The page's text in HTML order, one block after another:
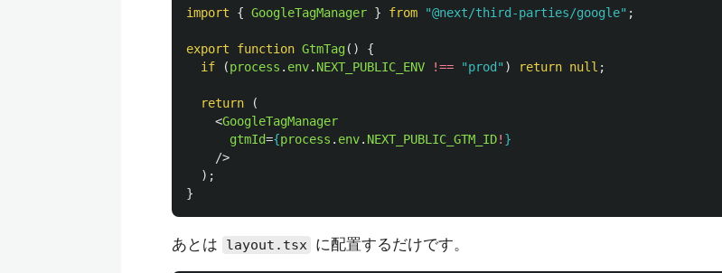
import { GoogleTagManager } from "@next/third-parties/google" ;
export function GtmTag()
{
if
(process . env. NEXT_PUBLIC_ENV !== "prod " ) return null ;
return
(
<GoogleTagManager
gtmId={process . env. NEXT_PUBLIC_GTM_ID! }
/>
);
}
あとは layout.tsx に配置するだけです。